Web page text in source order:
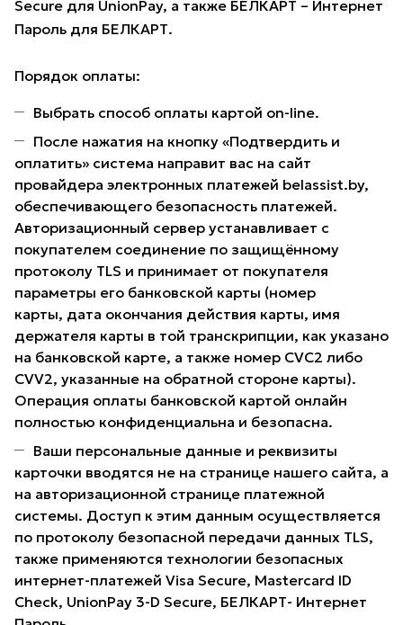
Secure для UnionPay, а также БЕЛКАРТ – Интернет
Пароль для БЕЛКАРТ.
Порядок оплаты:
Выбрать способ оплаты картой on-line.
После нажатия на кнопку «Подтвердить и
оплатить» система направит вас на сайт
провайдера электронных платежей belassist.by,
обеспечивающего безопасность платежей.
Авторизационный сервер устанавливает с
покупателем соединение по защищённому
протоколу TLS и принимает от покупателя
параметры его банковской карты (номер
карты, дата окончания действия карты, имя
держателя карты в той транскрипции, как указано
на банковской карте, а также номер CVC2 либо
CVV2, указанные на обратной стороне карты).
Операция оплаты банковской картой онлайн
полностью конфиденциальна и безопасна.
Ваши персональные данные и реквизиты
карточки вводятся не на странице нашего сайта, а
на авторизационной странице платежной
системы. Доступ к этим данным осуществляется
по протоколу безопасной передачи данных TLS,
также применяются технологии безопасных
интернет-платежей Visa Secure, Mastercard ID
Check, UnionPay 3-D Secure, БЕЛКАРТ- Интернет